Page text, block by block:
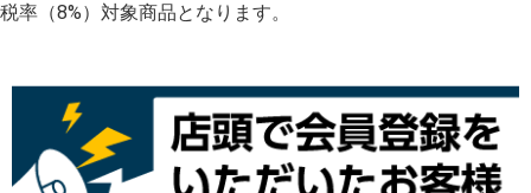
税率（8%）対象商品となります。